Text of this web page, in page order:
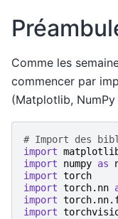
Comme les
commencer par
(Matplotlib, NumPy
# Import des
import
import
numpy as
import torch
import torch.nn
import
import